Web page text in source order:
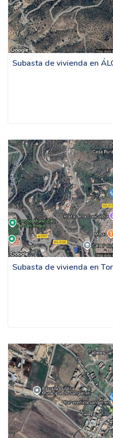
Subasta de vivienda en
Subasta de vivienda en